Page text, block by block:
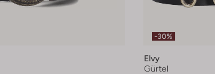
-30%
Elvy
Gürtel